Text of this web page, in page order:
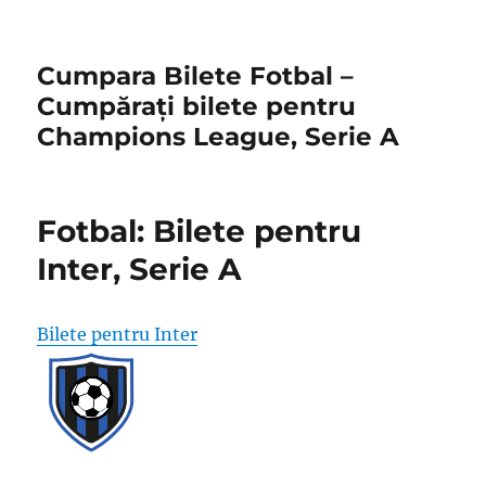
Cumpara Bilete Fotbal –
Cumpărați bilete pentru
Champions League, Serie A
Fotbal: Bilete pentru
Inter, Serie A
Bilete pentru Inter